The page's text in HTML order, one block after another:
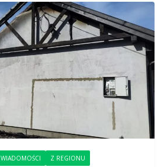
WIADOMOŚCI Z REGIONU